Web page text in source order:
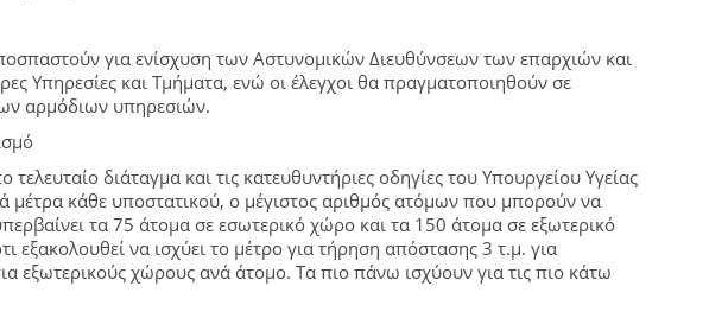
για ενίσχυση των Αστυνομικών Διευθύνσεων των επαρχιών και
Υπηρεσίες και Τμήματα, ενώ οι έλεγχοι θα πραγματοποιηθούν σε
αρμόδιων υπηρεσιών.
διάταγμα και τις κατευθυντήριες οδηγίες του Υπουργείου Υγείας
μέτρα κάθε υποστατικού, ο μέγιστος αριθμός ατόμων που μπορούν να
τα 75 άτομα σε εσωτερικό χώρο και τα 150 άτομα σε εξωτερικό
εξακολουθεί να ισχύει το μέτρο για τήρηση απόστασης 3 τ.μ. για
εξωτερικούς χώρους ανά άτομο. Τα πιο πάνω ισχύουν για τις πιο κάτω